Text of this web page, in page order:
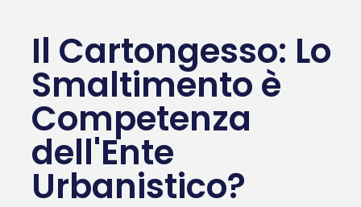
Il Cartongesso: Lo
Smaltimento è
Competenza
dell'Ente
Urbanistico?